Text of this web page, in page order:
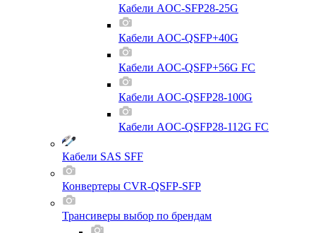
Кабели AOC-SFP28-25G
Кабели AOC-QSFP+40G
Кабели AOC-QSFP+56G FC
Кабели AOC-QSFP28-100G
Кабели AOC-QSFP28-112G FC
Кабели SAS SFF
Конвертеры CVR-QSFP-SFP
Трансиверы выбор по брендам